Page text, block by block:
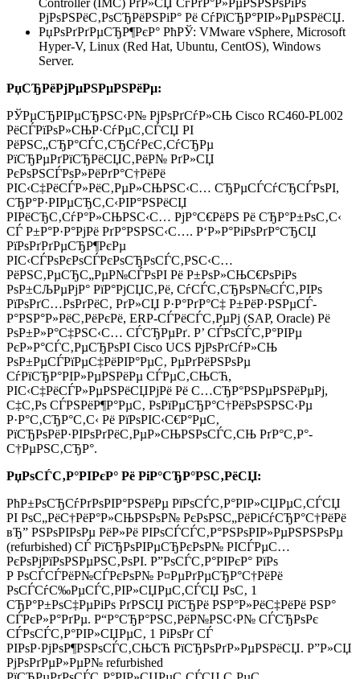
Controller (IMC) РґР»СЏ СѓРґР°Р»РµРЅРЅРѕРіРѕ
РјРѕРЅРёС‚РѕСЂРёРЅРіР° Рё СѓРїСЂР°РІР»РµРЅРёСЏ.
РџРѕРґРґРµСЂР¶РєР° РћРЎ: VMware vSphere, Microsoft
Hyper-V, Linux (Red Hat, Ubuntu, CentOS), Windows
Server.
РџСЂРёРјРµРЅРµРЅРёРµ:
РЎРµСЂРІРµСЂРЅС‹Р№ РјРѕРґСѓР»СЊ Cisco RC460-PL002
РёСЃРїРѕР»СЊР·СѓРµС‚СЃСЏ РІ
РёРЅС„СЂР°СЃС‚СЂСѓРєС‚СѓСЂРµ
РїСЂРµРґРїСЂРёСЏС‚РёР№ РґР»СЏ
РєРѕРЅСЃРѕР»РёРґР°С†РёРё
РІС‹С‡РёСЃР»РёС‚РµР»СЊРЅС‹С… СЂРµСЃСѓСЂСЃРѕРІ,
СЂР°Р·РІРµСЂС‚С‹РІР°РЅРёСЏ
РІРёСЂС‚СѓР°Р»СЊРЅС‹С… РјР°С€РёРЅ Рё СЂР°Р±РѕС‚С‹
СЃ Р±Р°Р·Р°РјРё РґР°РЅРЅС‹С…. Р‘Р»Р°РіРѕРґР°СЂСЏ
РїРѕРґРґРµСЂР¶РєРµ
РІС‹СЃРѕРєРѕСЃРєРѕСЂРѕСЃС‚РЅС‹С…
РёРЅС‚РµСЂС„РµР№СЃРѕРІ Рё Р±РѕР»СЊС€РѕРіРѕ
РѕР±СЉРµРјР° РїР°РјСЏС‚Рё, СѓСЃС‚СЂРѕР№СЃС‚РІРѕ
РїРѕРґС…РѕРґРёС‚ РґР»СЏ Р·Р°РґР°С‡ Р±РёР·РЅРµСЃ-
Р°РЅР°Р»РёС‚РёРєРё, ERP-СЃРёСЃС‚РµРј (SAP, Oracle) Рё
РѕР±Р»Р°С‡РЅС‹С… СЃСЂРµРґ. Р’ СЃРѕСЃС‚Р°РІРµ
РєР»Р°СЃС‚РµСЂРѕРІ Cisco UCS РјРѕРґСѓР»СЊ
РѕР±РµСЃРїРµС‡РёРІР°РµС‚ РµРґРёРЅРѕРµ
СѓРїСЂР°РІР»РµРЅРёРµ СЃРµС‚СЊСЋ,
РІС‹С‡РёСЃР»РµРЅРёСЏРјРё Рё С…СЂР°РЅРµРЅРёРµРј,
С‡С‚Рѕ СЃРЅРёР¶Р°РµС‚ РѕРїРµСЂР°С†РёРѕРЅРЅС‹Рµ
Р·Р°С‚СЂР°С‚С‹ Рё РїРѕРІС‹С€Р°РµС‚
РїСЂРѕРёР·РІРѕРґРёС‚РµР»СЊРЅРѕСЃС‚СЊ РґР°С‚Р°-
С†РµРЅС‚СЂР°.
РџРѕСЃС‚Р°РІРєР° Рё РіР°СЂР°РЅС‚РёСЏ:
РћР±РѕСЂСѓРґРѕРІР°РЅРёРµ РїРѕСЃС‚Р°РІР»СЏРµС‚СЃСЏ
РІ РѕС„РёС†РёР°Р»СЊРЅРѕР№ РєРѕРЅС„РёРіСѓСЂР°С†РёРё
вЂ” РЅРѕРІРѕРµ РёР»Рё РІРѕСЃСЃС‚Р°РЅРѕРІР»РµРЅРЅРѕРµ
(refurbished) СЃ РїСЂРѕРІРµСЂРєРѕР№ РІСЃРµС…
РєРѕРјРїРѕРЅРµРЅС‚РѕРІ. Р”РѕСЃС‚Р°РІРєР° РїРѕ
Р РѕСЃСЃРёР№СЃРєРѕР№ Р¤РµРґРµСЂР°С†РёРё
РѕСЃСѓС‰РµСЃС‚РІР»СЏРµС‚СЃСЏ РѕС‚ 1
СЂР°Р±РѕС‡РµРіРѕ РґРЅСЏ РїСЂРё РЅР°Р»РёС‡РёРё РЅР°
СЃРєР»Р°РґРµ. Р“Р°СЂР°РЅС‚РёР№РЅС‹Р№ СЃСЂРѕРє
СЃРѕСЃС‚Р°РІР»СЏРµС‚ 1 РіРѕРґ СЃ
РІРѕР·РјРѕР¶РЅРѕСЃС‚СЊСЋ РїСЂРѕРґР»РµРЅРёСЏ. Р”Р»СЏ
РјРѕРґРµР»РµР№ refurbished